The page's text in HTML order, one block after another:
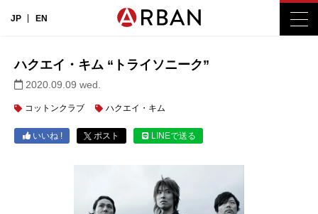
JP EN
ハクエイ・キム “トライソニーク”
2020.09.09 wed.
コットンクラブ ハクエイ・キム
いいね ! ポスト LINEで送る